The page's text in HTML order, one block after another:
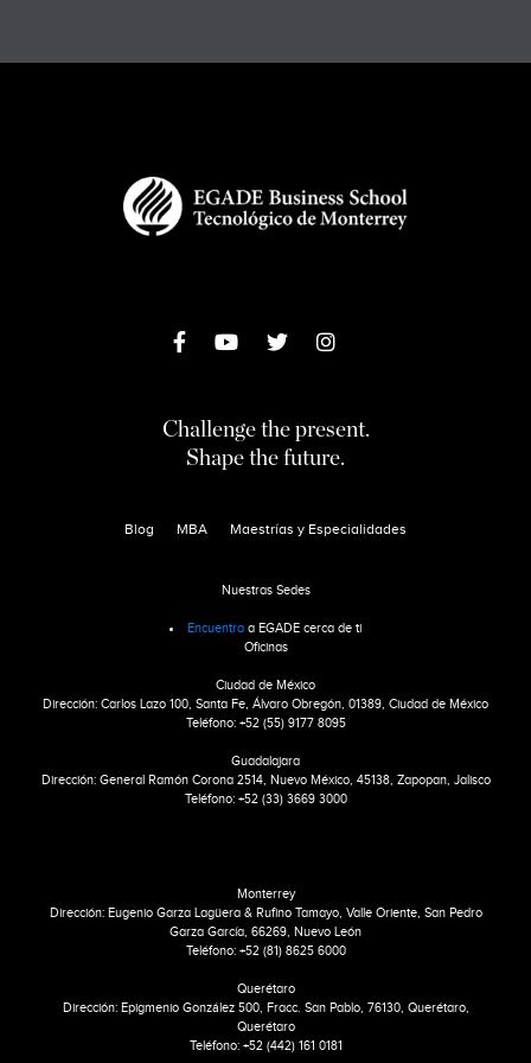
Challenge the present.
Shape the future.
Blog MBA Maestrías y Especialidades
Nuestras Sedes
Encuentra a EGADE cerca de ti
Oficinas
Ciudad de México
Dirección: Carlos Lazo 100, Santa Fe, Álvaro Obregón, 01389, Ciudad de México
Teléfono: +52 (55) 9177 8095
Guadalajara
Dirección: General Ramón Corona 2514, Nuevo México, 45138, Zapopan, Jalisco
Teléfono: +52 (33) 3669 3000
Monterrey
Dirección: Eugenio Garza Lagüera & Rufino Tamayo, Valle Oriente, San Pedro
Garza García, 66269, Nuevo León
Teléfono: +52 (81) 8625 6000
Querétaro
Dirección: Epigmenio González 500, Fracc. San Pablo, 76130, Querétaro,
Querétaro
Teléfono: +52 (442) 161 0181